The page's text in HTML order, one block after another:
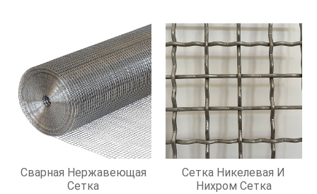
Сварная Нержавеющая
Сетка
Сетка Никелевая И
Нихром Сетка